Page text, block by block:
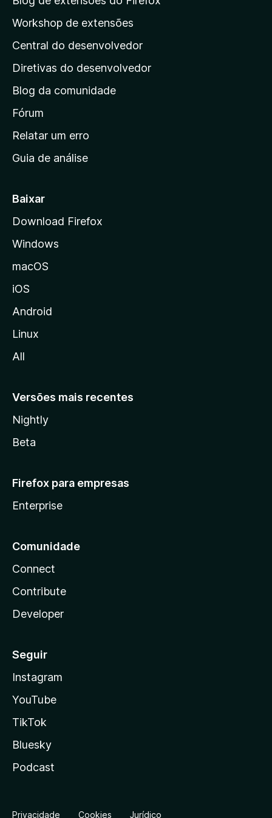
á
g
i
a
i
n
c
a
d
a
z
i
a
Workshop de extensões
Central do desenvolvedor
Diretivas do desenvolvedor
Blog da comunidade
Fórum
Relatar um erro
Guia de análise
Baixar
Download Firefox
Windows
macOS
iOS
Android
Linux
All
Versões mais recentes
Nightly
Beta
Firefox para empresas
Enterprise
Comunidade
Connect
Contribute
Developer
Seguir
Instagram
YouTube
TikTok
Bluesky
Podcast
Privacidade Cookies Jurídico